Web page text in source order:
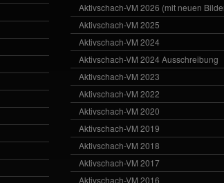
Aktivschach-VM 2026 (mit neuen
Aktivschach-VM 2025
Aktivschach-VM 2024
Aktivschach-VM 2024 Ausschreibung
Aktivschach-VM 2023
Aktivschach-VM 2022
Aktivschach-VM 2020
Aktivschach-VM 2019
Aktivschach-VM 2018
Aktivschach-VM 2017
Aktivschach-VM 2016